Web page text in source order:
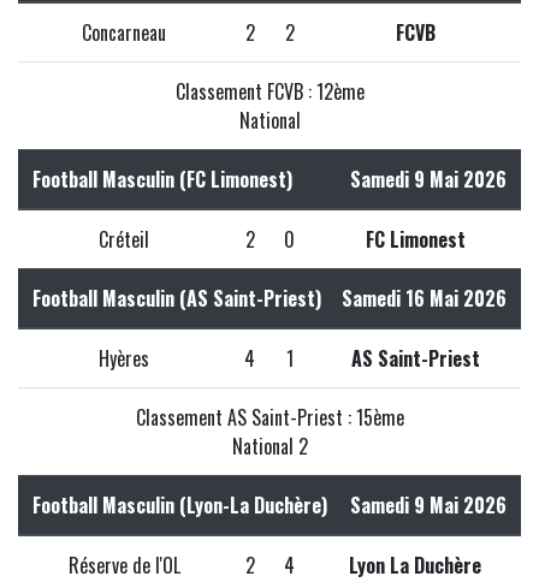
Concarneau 2 2 FCVB
Classement FCVB : 12ème
National
Football Masculin (FC Limonest) Samedi 9 Mai 2026
Créteil 2 0 FC Limonest
Football Masculin (AS Saint-Priest) Samedi 16 Mai 2026
Hyères 4 1 AS Saint-Priest
Classement AS Saint-Priest : 15ème
National 2
Football Masculin (Lyon-La Duchère) Samedi 9 Mai 2026
Réserve de l'OL 2 4 Lyon La Duchère